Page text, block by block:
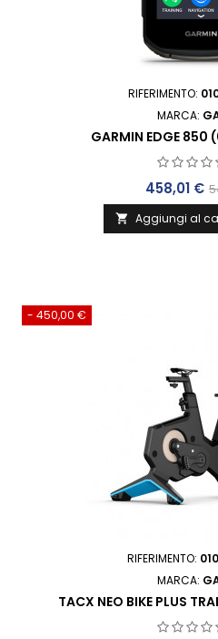
RIFERIMENTO:
MARCA:
GARMIN EDGE
Prezzo
458,01 €
 Aggiungi al
- 450,00 €
RIFERIMENTO:
MARCA:
TACX NEO BIKE PLUS